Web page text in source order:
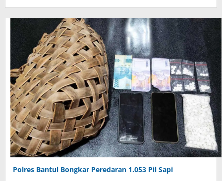
Polres Bantul Bongkar Peredaran 1.053 Pil Sapi